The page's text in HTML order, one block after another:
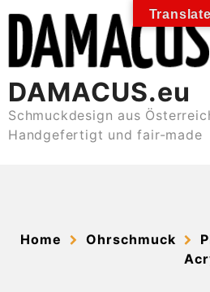
content
DAMACUS.eu
Schmuckdesign aus
Handgefertigt und fair-made
Home Ohrschmuck